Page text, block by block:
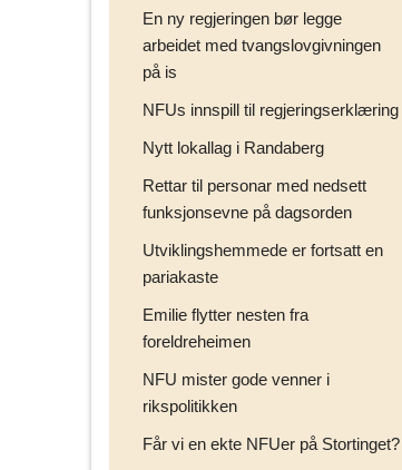
En ny regjeringen bør legge
arbeidet med tvangslovgivningen
på is
NFUs innspill til regjeringserklæring
Nytt lokallag i Randaberg
Rettar til personar med nedsett
funksjonsevne på dagsorden
Utviklingshemmede er fortsatt en
pariakaste
Emilie flytter nesten fra
foreldreheimen
NFU mister gode venner i
rikspolitikken
Får vi en ekte NFUer på Stortinget?